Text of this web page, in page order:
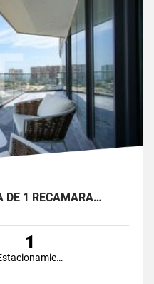
DE 1 RECAMARA…
1
Estacionamiento